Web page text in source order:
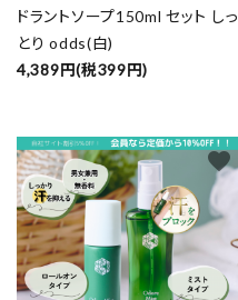
ドラントソープ150ml セット しっ
とり odds(白)
4,389円(税399円)
favorite